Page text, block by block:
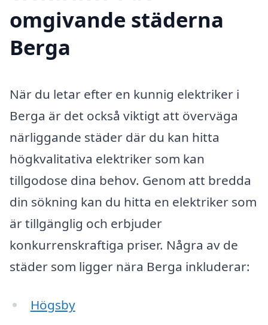
omgivande städerna
Berga
När du letar efter en kunnig elektriker i
Berga är det också viktigt att överväga
närliggande städer där du kan hitta
högkvalitativa elektriker som kan
tillgodose dina behov. Genom att bredda
din sökning kan du hitta en elektriker som
är tillgänglig och erbjuder
konkurrenskraftiga priser. Några av de
städer som ligger nära Berga inkluderar:
Högsby